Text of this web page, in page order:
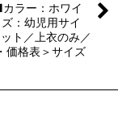
ラー：ホワイ
幼児用サイ
ト／上衣のみ／
価格表＞サイズ